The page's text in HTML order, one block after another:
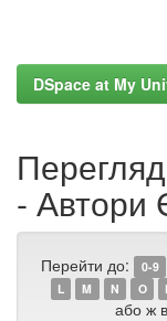
DSpace at My
- Автори
Перейти до: 0-9
L
M N O
або ж